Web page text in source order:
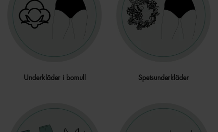
Underkläder i bomull Spetsunderkläder